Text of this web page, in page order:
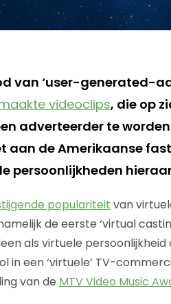
van ‘user-generated-
videoclips, die op
adverteerder te
aan de Amerikaanse
persoonlijkheden
populariteit van
de eerste ‘virtual
als virtuele persoonlijkheid
in een ‘virtuele’ TV-
van de MTV Video Music